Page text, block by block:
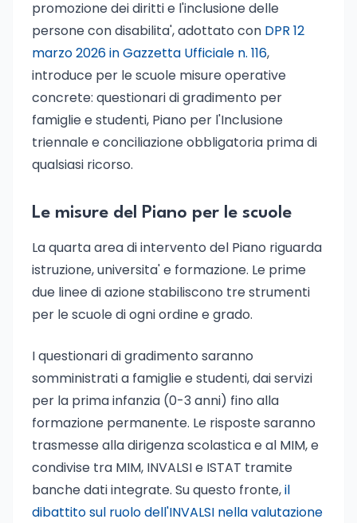
promozione dei diritti e l'inclusione delle
persone con disabilita', adottato con DPR 12
marzo 2026 in Gazzetta Ufficiale n. 116,
introduce per le scuole misure operative
concrete: questionari di gradimento per
famiglie e studenti, Piano per l'Inclusione
triennale e conciliazione obbligatoria prima di
qualsiasi ricorso.
Le misure del Piano per le scuole
La quarta area di intervento del Piano riguarda
istruzione, universita' e formazione. Le prime
due linee di azione stabiliscono tre strumenti
per le scuole di ogni ordine e grado.
I questionari di gradimento saranno
somministrati a famiglie e studenti, dai servizi
per la prima infanzia (0-3 anni) fino alla
formazione permanente. Le risposte saranno
trasmesse alla dirigenza scolastica e al MIM, e
condivise tra MIM, INVALSI e ISTAT tramite
banche dati integrate. Su questo fronte,il
dibattito sul ruolo dell'INVALSI nella valutazione